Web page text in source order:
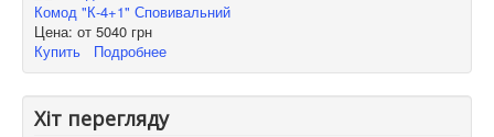
Комод "К-4+1" Сповивальний
Цена: от 5040 грн
Купить
Подробнее
Хіт перегляду